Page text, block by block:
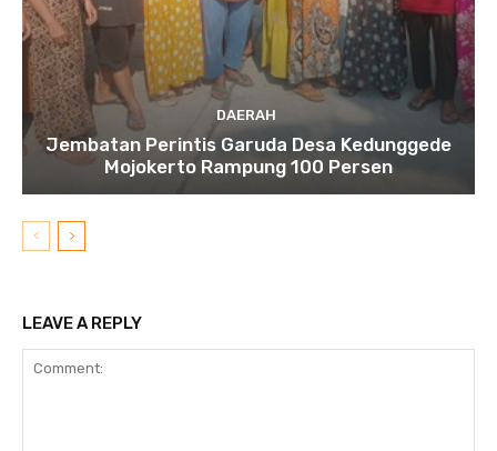
DAERAH
Jembatan Perintis Garuda Desa Kedunggede
Mojokerto Rampung 100 Persen
LEAVE A REPLY